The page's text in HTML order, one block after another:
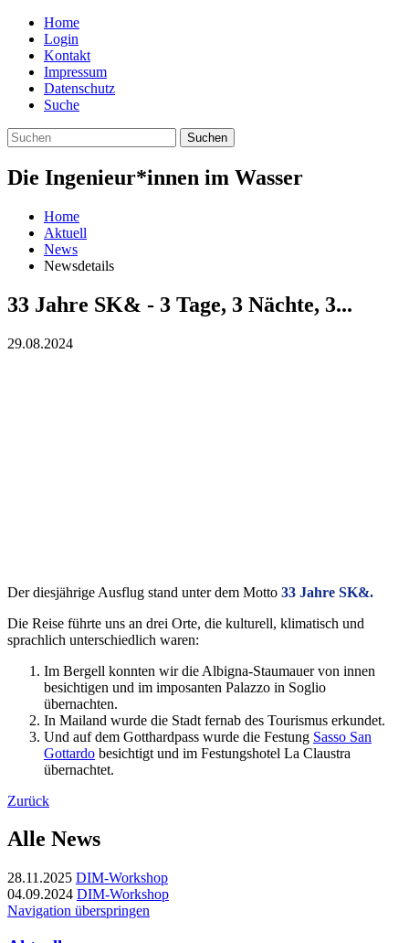
Home
Login
Kontakt
Impressum
Datenschutz
Suche
Suchen
Die Ingenieur*innen im Wasser
Home
Aktuell
News
Newsdetails
33 Jahre SK& - 3 Tage, 3 Nächte, 3...
29.08.2024
Der diesjährige Ausflug stand unter dem Motto 33 Jahre SK&.
Die Reise führte uns an drei Orte, die kulturell, klimatisch und
sprachlich unterschiedlich waren:
Im Bergell konnten wir die Albigna-Staumauer von innen
besichtigen und im imposanten Palazzo in Soglio
übernachten.
In Mailand wurde die Stadt fernab des Tourismus erkundet.
Und auf dem Gotthardpass wurde die Festung Sasso San
Gottardo besichtigt und im Festungshotel La Claustra
übernachtet.
Zurück
Alle News
28.11.2025 DIM-Workshop
04.09.2024 DIM-Workshop
Navigation überspringen